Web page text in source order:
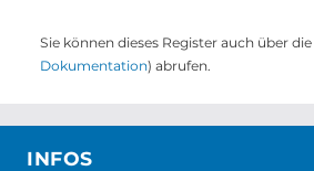
Sie können dieses Register auch über die
Dokumentation) abrufen.
INFOS